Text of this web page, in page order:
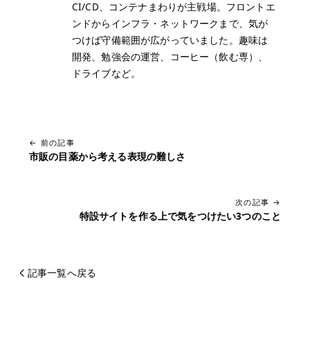
CI/CD、コンテナまわりが主戦場。フロントエ
ンドからインフラ・ネットワークまで、気が
つけば守備範囲が広がっていました。趣味は
開発、勉強会の運営、コーヒー（飲む専）、
ドライブなど。
← 前の記事
市販の目薬から考える表現の難しさ
次の記事 →
特設サイトを作る上で気をつけたい3つのこと
記事一覧へ戻る